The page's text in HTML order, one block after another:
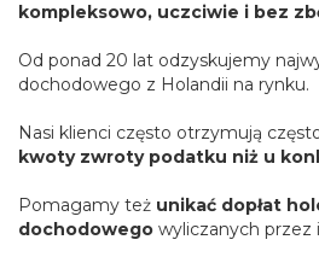
kompleksowo, uczciwie i bez
Od ponad 20 lat odzyskujemy
dochodowego z Holandii na rynku.
Nasi klienci często otrzymują
kwoty zwroty podatku niż u
Pomagamy też unikać dopłat
dochodowego wyliczanych przez